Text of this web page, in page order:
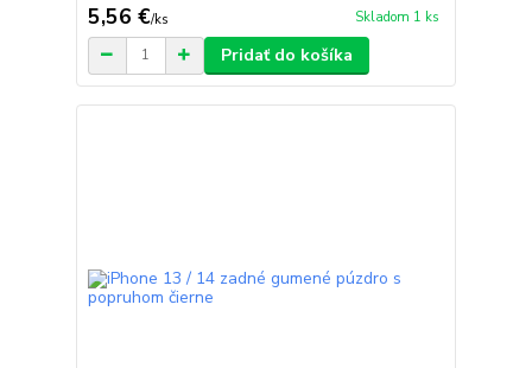
5,56 €/ks Skladom 1 ks
Pridať do košíka